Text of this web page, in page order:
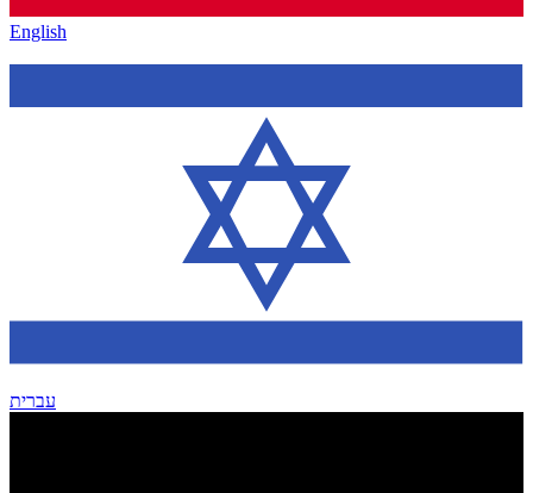
English
עברית